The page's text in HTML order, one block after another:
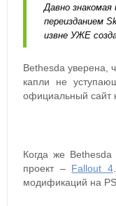
Давно
переизданием
извне УЖЕ
Bethesda уверена,
капли не
официальный сайт
Когда же
проект –
Fallout 4
модификаций на